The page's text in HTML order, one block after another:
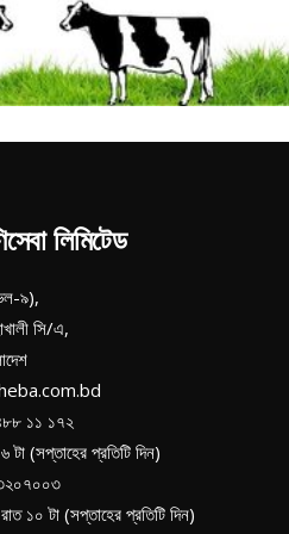
লিমিটেড
৯),
সি/এ,
১১ ১৭২
টা (সপ্তাহের প্রতিটি দিন)
১০ টা (সপ্তাহের প্রতিটি দিন)